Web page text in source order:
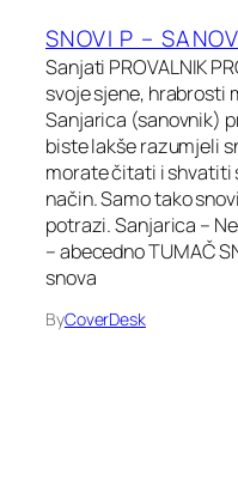
SNOVI P –
Sanjati PROVALNIK
svoje sjene, hrabrosti
Sanjarica (sanovnik)
biste lakše razumjeli
morate čitati i shvatiti
način. Samo tako
potrazi. Sanjarica –
– abecedno TUMAČ
snova
ByCoverDesk